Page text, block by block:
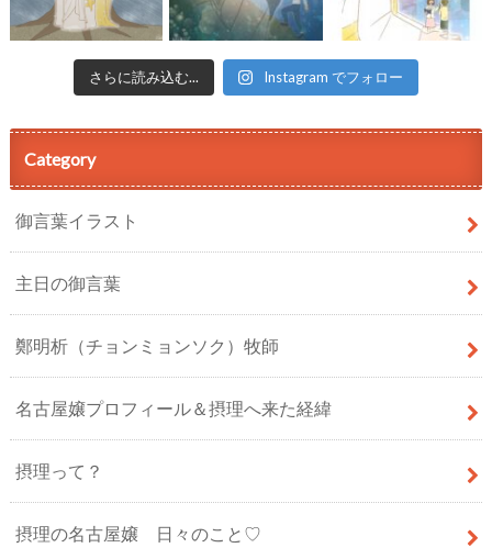
さらに読み込む... Instagram でフォロー
Category
御言葉イラスト
主日の御言葉
鄭明析（チョンミョンソク）牧師
名古屋嬢プロフィール＆摂理へ来た経緯
摂理って？
摂理の名古屋嬢 日々のこと♡